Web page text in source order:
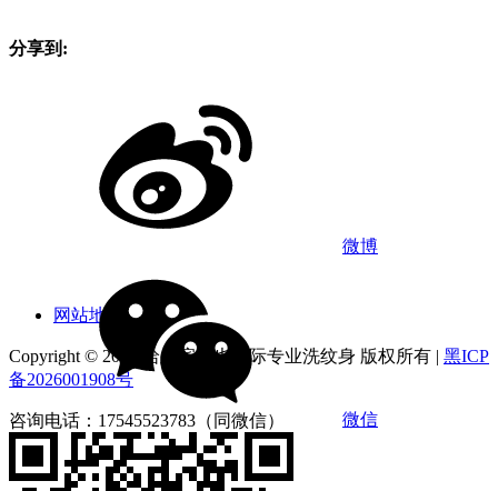
网站地图
Copyright © 2026 哈尔滨俪也国际专业洗纹身 版权所有 | 黑ICP
备2026001908号
咨询电话：17545523783（同微信）
营业时间：9:00-18:00